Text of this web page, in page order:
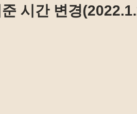
시간 변경